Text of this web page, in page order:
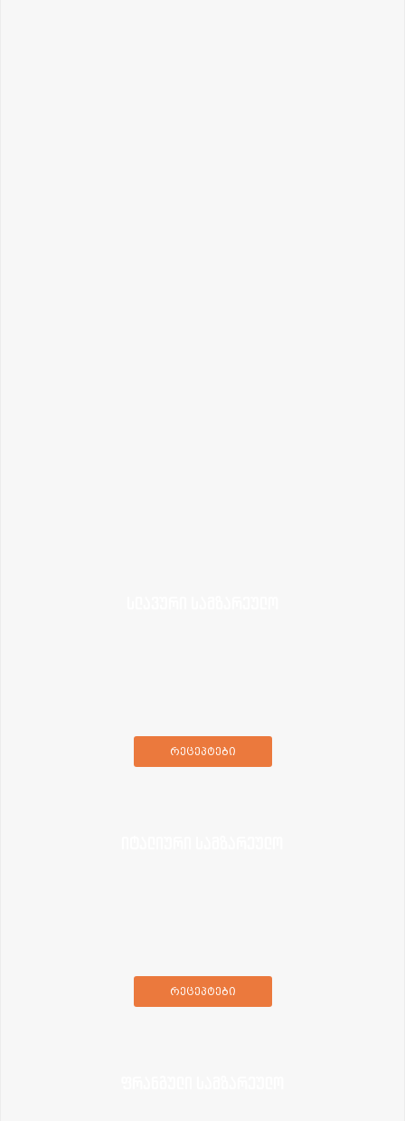
რეცეპტები
რეცეპტები